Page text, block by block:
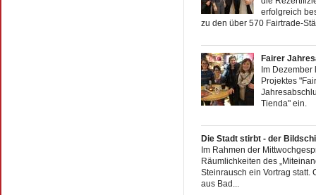
erfolgreich
zu den über 570 Fairtrade-
Fairer
Im
Projektes
Tienda" ein.
Die Stadt stirbt - der
Im Rahmen der
Räumlichkeiten des
Steinrausch ein Vortrag statt.
aus Bad...